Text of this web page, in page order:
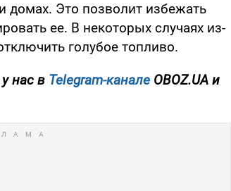
и домах. Это позволит избежать
ее. В некоторых случаях из-
голубое топливо.
нас в Telegram-канале OBOZ.UA и